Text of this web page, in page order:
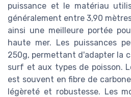
puissance et le matériau
généralement entre 3,90
ainsi une meilleure portée
haute mer. Les puissances
250g, permettant d'adapter la
surf et aux types de poisson.
est souvent en fibre de
légèreté et robustesse. Les